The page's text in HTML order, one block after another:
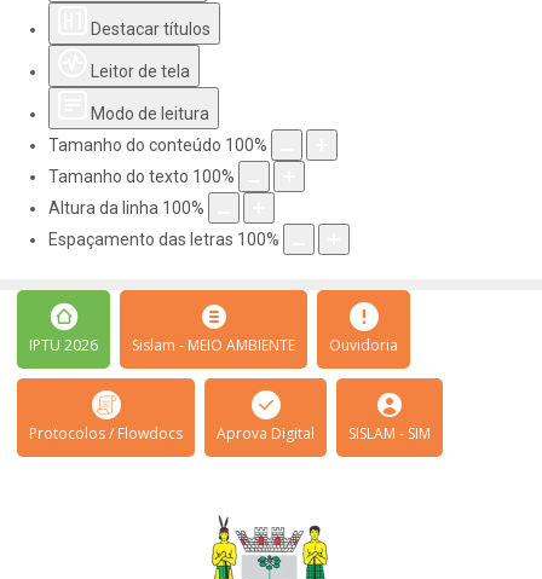
Destacar títulos
Leitor de tela
Modo de leitura
Tamanho do conteúdo 100%
Tamanho do texto 100%
Altura da linha 100%
Espaçamento das letras 100%
IPTU 2026 Sislam - MEIO AMBIENTE Ouvidoria
Protocolos / Flowdocs Aprova Digital SISLAM - SIM